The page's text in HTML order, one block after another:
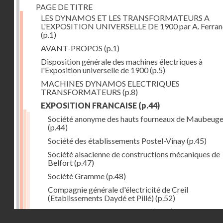
PAGE DE TITRE
LES DYNAMOS ET LES TRANSFORMATEURS A
L'EXPOSITION UNIVERSELLE DE 1900 par A.
(p.1)
AVANT-PROPOS (p.1)
Disposition générale des machines électriques à
l'Exposition universelle de 1900(p.5)
MACHINES DYNAMOS ELECTRIQUES
TRANSFORMATEURS (p.8)
EXPOSITION FRANCAISE (p.44)
Société anonyme des hauts fourneaux de Maubeuge
(p.44)
Société des établissements Postel-Vinay(p.45)
Société alsacienne de constructions mécaniques de
Belfort(p.47)
Société Gramme(p.48)
Compagnie générale d'électricité de Creil
(Etablissements Daydé et Pillé) (p.52)
Compagnie générale de Nancy(p.52)